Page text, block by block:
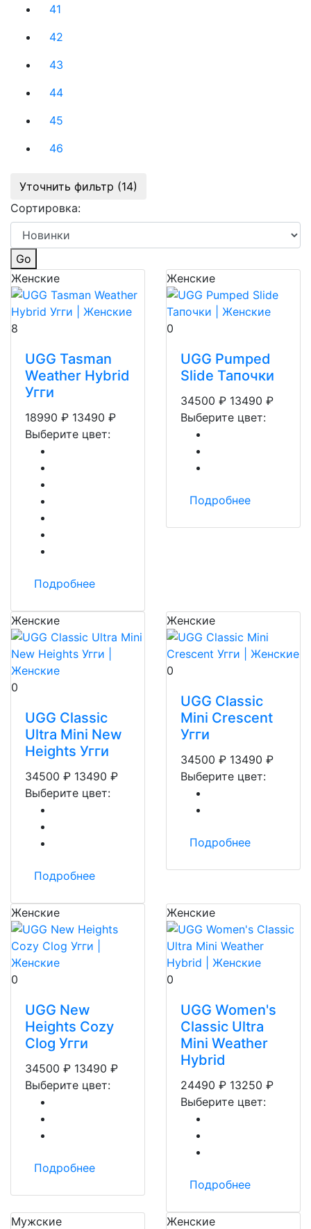
41
42
43
44
45
46
Уточнить фильтр (14)
Сортировка:
Go
Женские
8
UGG Tasman
Weather Hybrid
Угги
18990 ₽ 13490 ₽
Выберите цвет:
Подробнее
Женские
0
UGG Pumped
Slide Тапочки
34500 ₽ 13490 ₽
Выберите цвет:
Подробнее
Женские
0
UGG Classic
Ultra Mini New
Heights Угги
34500 ₽ 13490 ₽
Выберите цвет:
Подробнее
Женские
0
UGG Classic
Mini Crescent
Угги
34500 ₽ 13490 ₽
Выберите цвет:
Подробнее
Женские
0
UGG New
Heights Cozy
Clog Угги
34500 ₽ 13490 ₽
Выберите цвет:
Подробнее
Женские
0
UGG Women's
Classic Ultra
Mini Weather
Hybrid
24490 ₽ 13250 ₽
Выберите цвет:
Подробнее
Мужские Женские